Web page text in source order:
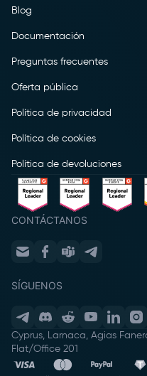
Blog
Documentación
Preguntas frecuentes
Oferta pública
Política de privacidad
Política de cookies
Política de devoluciones
CONTÁCTANOS
SÍGUENOS
Cyprus, Larnaca, Agias
Flat/Office 201